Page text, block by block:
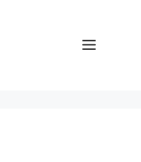
Menu